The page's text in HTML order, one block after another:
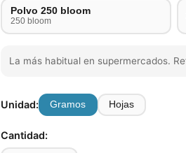
Polvo 250 bloom
250 bloom
La más habitual en supermercados.
Unidad: Gramos Hojas
Cantidad: